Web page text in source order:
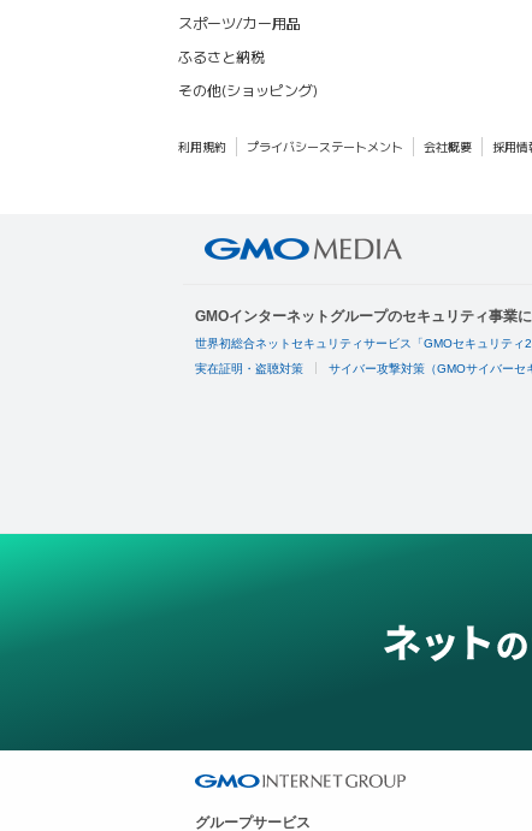
スポーツ/カー用品
ふるさと納税
その他(ショッピング)
利用規約 プライバシーステートメント 会社概要 採用情
GMOインターネットグループのセキュリティ事業
世界初総合ネットセキュリティサービス「GMOセキュリティ
実在証明・盗聴対策 サイバー攻撃対策（GMOサイバーセ
グループサービス